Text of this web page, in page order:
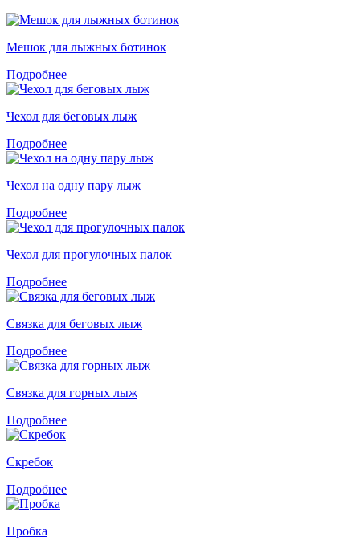
Мешок для лыжных ботинок
Подробнее
Чехол для беговых лыж
Подробнее
Чехол на одну пару лыж
Подробнее
Чехол для прогулочных палок
Подробнее
Связка для беговых лыж
Подробнее
Связка для горных лыж
Подробнее
Скребок
Подробнее
Пробка